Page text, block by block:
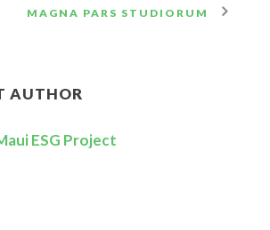
MAGNA PARS STUDIORUM
AUTHOR
ESG Project